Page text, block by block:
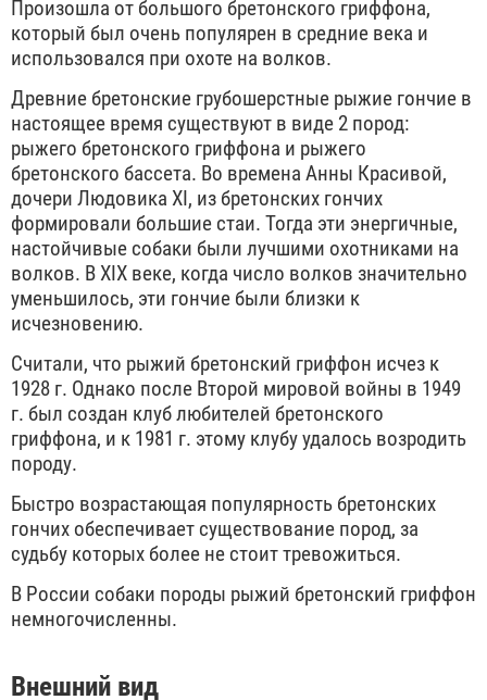
Произошла от большого бретонского гриффона,
который был очень популярен в средние века и
использовался при охоте на волков.
Древние бретонские грубошерстные рыжие гончие в
настоящее время существуют в виде 2 пород:
рыжего бретонского гриффона и рыжего
бретонского бассета. Во времена Анны Красивой,
дочери Людовика XI, из бретонских гончих
формировали большие стаи. Тогда эти энергичные,
настойчивые собаки были лучшими охотниками на
волков. В XIX веке, когда число волков значительно
уменьшилось, эти гончие были близки к
исчезновению.
Считали, что рыжий бретонский гриффон исчез к
1928 г. Однако после Второй мировой войны в 1949
г. был создан клуб любителей бретонского
гриффона, и к 1981 г. этому клубу удалось возродить
породу.
Быстро возрастающая популярность бретонских
гончих обеспечивает существование пород, за
судьбу которых более не стоит тревожиться.
В России собаки породы рыжий бретонский гриффон
немногочисленны.
Внешний вид